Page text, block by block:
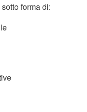
sotto forma di: